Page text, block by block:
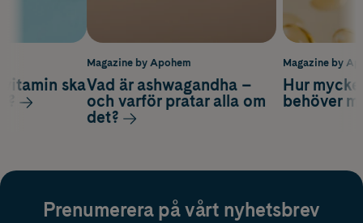
Magazine by
Hur
behöver
ska
Magazine by Apohem
Vad är ashwagandha –
och varför pratar alla om
det?
Prenumerera på vårt nyhetsbrev